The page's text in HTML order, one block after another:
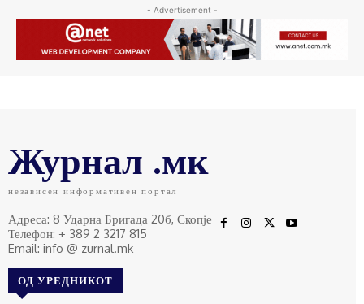
- Advertisement -
Журнал .мк
независен информативен портал
Адреса: 8 Ударна Бригада 20б, Скопје
Телефон: + 389 2 3217 815
Email: info @ zurnal.mk
ОД УРЕДНИКОТ